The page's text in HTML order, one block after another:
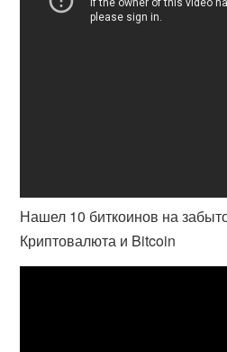
Нашел 10 биткоинов на
Криптовалюта и Bitcoin